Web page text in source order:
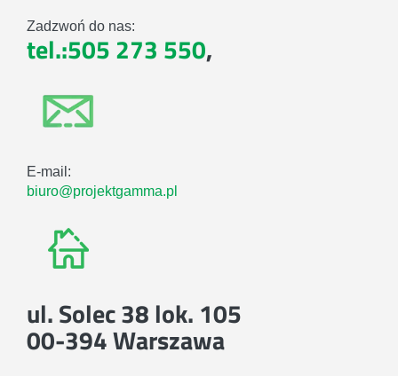
Zadzwoń do nas:
tel.:505 273 550,
E-mail:
biuro@projektgamma.pl
ul. Solec 38 lok. 105
00-394 Warszawa